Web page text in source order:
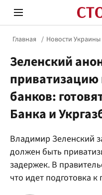
Стоп Политической
Политика
Главная Новости Украины
Зеленский
приватизацию
банков:
Банка и
Владимир Зеленский
должен быть
задержек. В
что идет подготовка